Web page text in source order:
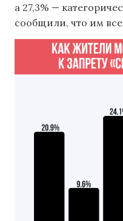
а 27,3% —
сообщили, что им